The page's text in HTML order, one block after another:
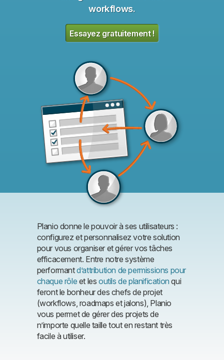
workflows.
Essayez gratuitement !
Planio donne le pouvoir à ses utilisateurs :
configurez et personnalisez votre solution
pour vous organiser et gérer vos tâches
efficacement. Entre notre système
performantd’attribution de permissions pour
chaque rôle et lesoutils de planification qui
feront le bonheur des chefs de projet
(workflows, roadmaps et jalons), Planio
vous permet de gérer des projets de
n’importe quelle taille tout en restant très
facile à utiliser.